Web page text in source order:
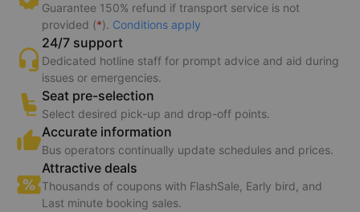
Guarantee 150% refund if transport service is not
provided (*). Conditions apply
24/7 support
Dedicated hotline staff for prompt advice and aid during
issues or emergencies.
Seat pre-selection
Select desired pick-up and drop-off points.
Accurate information
Bus operators continually update schedules and prices.
Attractive deals
Thousands of coupons with FlashSale, Early bird, and
Last minute booking sales.